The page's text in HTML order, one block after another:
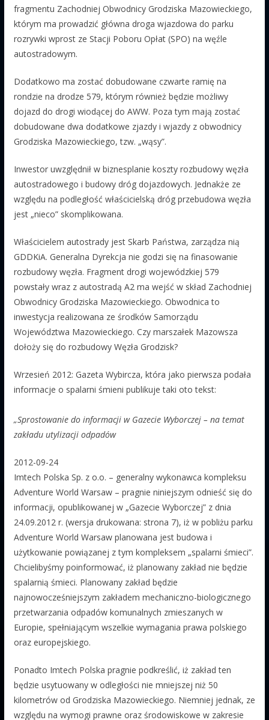
fragmentu Zachodniej Obwodnicy Grodziska Mazowieckiego,
którym ma prowadzić główna droga wjazdowa do parku
rozrywki wprost ze Stacji Poboru Opłat (SPO) na węźle
autostradowym.
Dodatkowo ma zostać dobudowane czwarte ramię na
rondzie na drodze 579, którym również będzie możliwy
dojazd do drogi wiodącej do AWW. Poza tym mają zostać
dobudowane dwa dodatkowe zjazdy i wjazdy z obwodnicy
Grodziska Mazowieckiego, tzw. „wąsy”.
Inwestor uwzględnił w biznesplanie koszty rozbudowy węzła
autostradowego i budowy dróg dojazdowych. Jednakże ze
względu na podległość właścicielską dróg przebudowa węzła
jest „nieco” skomplikowana.
Właścicielem autostrady jest Skarb Państwa, zarządza nią
GDDKiA. Generalna Dyrekcja nie godzi się na finasowanie
rozbudowy węzła. Fragment drogi wojewódzkiej 579
powstały wraz z autostradą A2 ma wejść w skład Zachodniej
Obwodnicy Grodziska Mazowieckiego. Obwodnica to
inwestycja realizowana ze środków Samorządu
Województwa Mazowieckiego. Czy marszałek Mazowsza
dołoży się do rozbudowy Węzła Grodzisk?
Wrzesień 2012: Gazeta Wybircza, która jako pierwsza podała
informacje o spalarni śmieni publikuje taki oto tekst:
„Sprostowanie do informacji w Gazecie Wyborczej – na temat
zakładu utylizacji odpadów
2012-09-24
Imtech Polska Sp. z o.o. – generalny wykonawca kompleksu
Adventure World Warsaw – pragnie niniejszym odnieść się do
informacji, opublikowanej w „Gazecie Wyborczej” z dnia
24.09.2012 r. (wersja drukowana: strona 7), iż w pobliżu parku
Adventure World Warsaw planowana jest budowa i
użytkowanie powiązanej z tym kompleksem „spalarni śmieci”.
Chcielibyśmy poinformować, iż planowany zakład nie będzie
spalarnią śmieci. Planowany zakład będzie
najnowocześniejszym zakładem mechaniczno-biologicznego
przetwarzania odpadów komunalnych zmieszanych w
Europie, spełniającym wszelkie wymagania prawa polskiego
oraz europejskiego.
Ponadto Imtech Polska pragnie podkreślić, iż zakład ten
będzie usytuowany w odległości nie mniejszej niż 50
kilometrów od Grodziska Mazowieckiego. Niemniej jednak, ze
względu na wymogi prawne oraz środowiskowe w zakresie